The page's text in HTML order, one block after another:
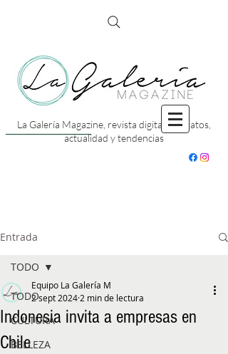
La Galería Magazine, revista digital con datos,
actualidad y tendencias
Entrada
TODO
CULTURA
BELLEZA
TODO
Indonesia invita a empresas en
Chile
Equipo La Galería M
2 sept 2024 2 min de lectura